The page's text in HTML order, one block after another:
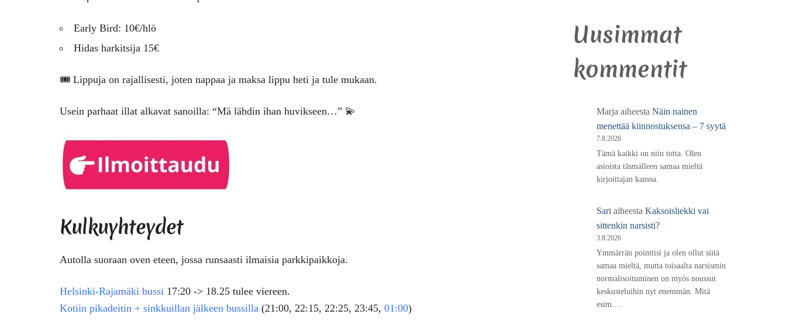
Early Bird: 10€/hlö
Hidas harkitsija 15€
🎟️ Lippuja on rajallisesti, joten nappaa ja maksa lippu heti ja tule mukaan.
Usein parhaat illat alkavat sanoilla: “Mä lähdin ihan huvikseen…” 💫
Kulkuyhteydet
Autolla suoraan oven eteen, jossa runsaasti ilmaisia parkkipaikkoja.
Helsinki-Rajamäki bussi 17:20 -> 18.25 tulee viereen.
Kotiin pikadeitin + sinkkuillan jälkeen bussilla (21:00, 22:15, 22:25, 23:45, 01:00)
Uusimmat
kommentit
Marja aiheesta Näin nainen
menettää kiinnostuksensa – 7 syytä
7.8.2026
Tämä kaikki on niin totta. Olen
asioista täsmälleen samaa mieltä
kirjoittajan kanssa.
Sari aiheesta Kaksoisliekki vai
sittenkin narsisti?
3.8.2026
Ymmärrän pointtisi ja olen ollut siitä
samaa mieltä, mutta toisaalta narsismin
normalisoituminen on myös noussut
keskusteluihin nyt enemmän. Mitä
esim.…